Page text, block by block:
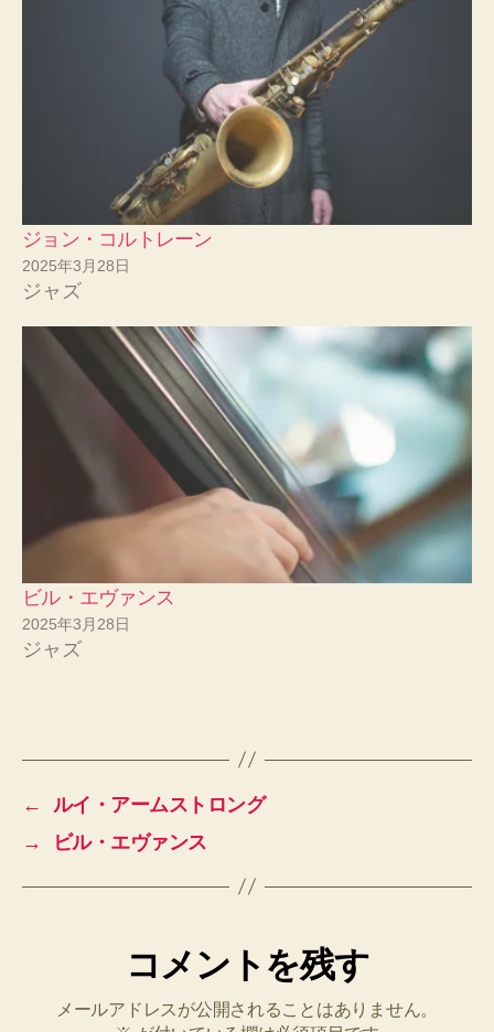
ジョン・コルトレーン
2025年3月28日
ジャズ
ビル・エヴァンス
2025年3月28日
ジャズ
←
ルイ・アームストロング
→
ビル・エヴァンス
コメントを残す
メールアドレスが公開されることはありません。